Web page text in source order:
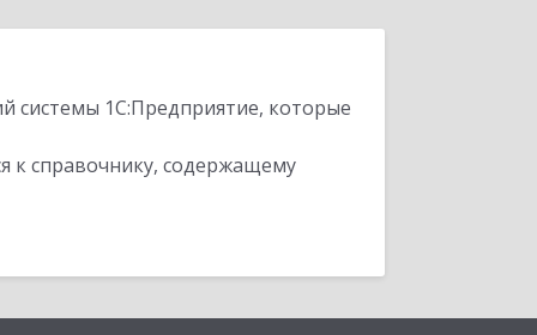
системы 1С:Предприятие, которые
к справочнику, содержащему